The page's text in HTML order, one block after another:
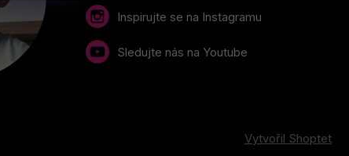
Inspirujte se na Instagramu
Sledujte nás na Youtube
Vytvořil Shoptet